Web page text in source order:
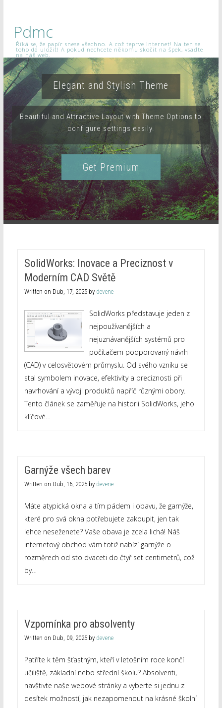
Pdmc
Říká se, že papír snese všechno. A což teprve internet! Na ten se
toho dá uložit! A pokud nechcete někomu skočit na špek, vsaďte
na náš web.
Elegant and Stylish Theme
Beautiful and Attractive Layout with Theme Options to
configure settings easily.
Get Premium
SolidWorks: Inovace a Preciznost v
Moderním CAD Světě
Written on Dub, 17, 2025 by devene
SolidWorks představuje jeden z
nejpoužívanějších a
nejuznávanějších systémů pro
počítačem podporovaný návrh
(CAD) v celosvětovém průmyslu. Od svého vzniku se
stal symbolem inovace, efektivity a preciznosti při
navrhování a vývoji produktů napříč různými obory.
Tento článek se zaměřuje na historii SolidWorks, jeho
klíčové…
Garnýže všech barev
Written on Dub, 16, 2025 by devene
Máte atypická okna a tím pádem i obavu, že garnýže,
které pro svá okna potřebujete zakoupit, jen tak
lehce neseženete? Vaše obava je zcela lichá! Náš
internetový obchod vám totiž nabízí garnýže o
rozměrech od sto dvaceti do čtyř set centimetrů, což
by…
Vzpomínka pro absolventy
Written on Dub, 09, 2025 by devene
Patříte k těm šťastným, kteří v letošním roce končí
učiliště, základní nebo střední školu? Absolventi,
navštivte naše webové stránky a vyberte si jednu z
desítek možností, jak nezapomenout na krásné školní